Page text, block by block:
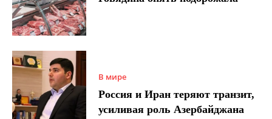
В мире
Россия и Иран теряют транзит,
усиливая роль Азербайджана